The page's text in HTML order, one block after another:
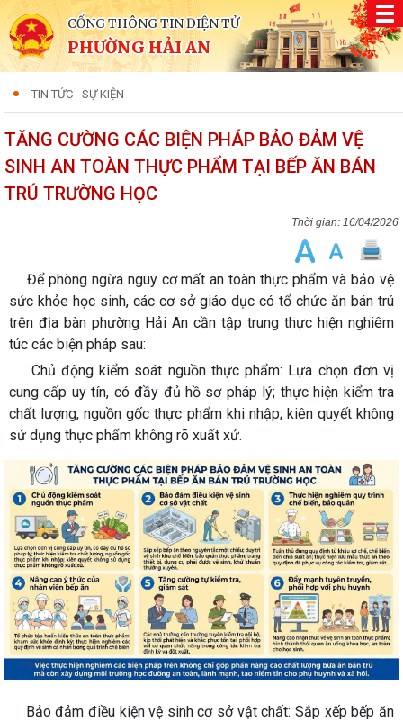
CỔNG THÔNG TIN ĐIỆN TỬ
PHƯỜNG HẢI AN
TIN TỨC - SỰ KIỆN
TĂNG CƯỜNG CÁC BIỆN PHÁP BẢO ĐẢM VỆ
SINH AN TOÀN THỰC PHẨM TẠI BẾP ĂN BÁN
TRÚ TRƯỜNG HỌC
16/04/2026
Để phòng ngừa nguy cơ mất an toàn thực phẩm và bảo vệ
sức khỏe học sinh, các cơ sở giáo dục có tổ chức ăn bán trú
trên địa bàn phường Hải An cần tập trung thực hiện nghiêm
túc các biện pháp sau:
Chủ động kiểm soát nguồn thực phẩm: Lựa chọn đơn vị
cung cấp uy tín, có đầy đủ hồ sơ pháp lý; thực hiện kiểm tra
chất lượng, nguồn gốc thực phẩm khi nhập; kiên quyết không
sử dụng thực phẩm không rõ xuất xứ.
Bảo đảm điều kiện vệ sinh cơ sở vật chất: Sắp xếp bếp ăn